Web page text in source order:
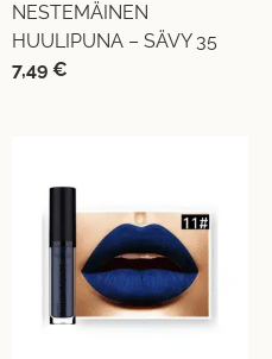
NESTEMÄINEN
HUULIPUNA – SÄVY 35
7,49 €